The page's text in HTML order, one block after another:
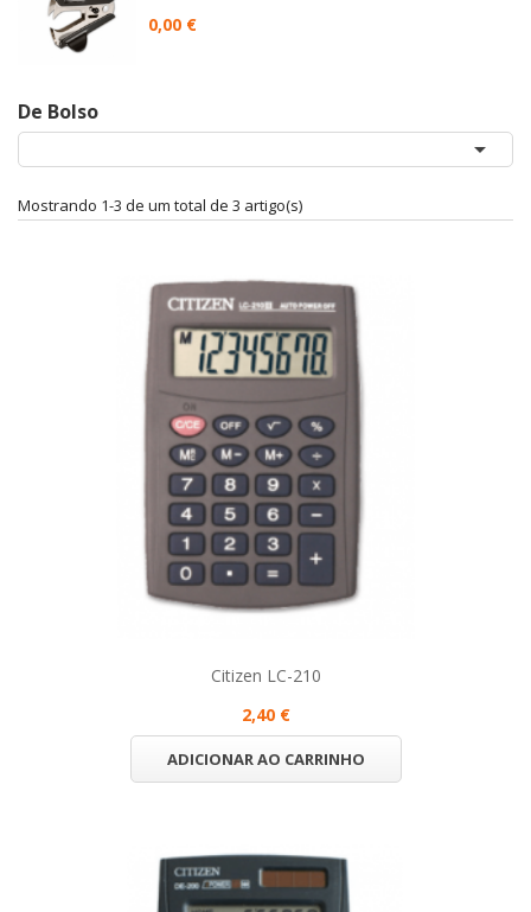
0,00 €
De Bolso

Mostrando 1-3 de um total de 3 artigo(s)
Citizen LC-210
2,40 €
ADICIONAR AO CARRINHO